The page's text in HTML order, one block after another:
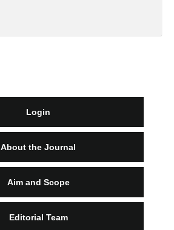
Login
About the Journal
Aim and Scope
Editorial Team